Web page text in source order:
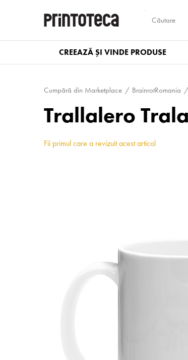
CREEAZĂ ȘI VINDE PRODUSE
Cumpără din Marketplace BrainrotRomania
Trallalero
Fii primul care a revizuit acest articol